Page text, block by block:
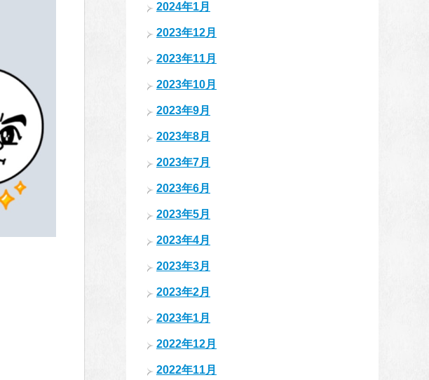
2024年1月
2023年12月
2023年11月
2023年10月
2023年9月
2023年8月
2023年7月
2023年6月
2023年5月
2023年4月
2023年3月
2023年2月
2023年1月
2022年12月
2022年11月